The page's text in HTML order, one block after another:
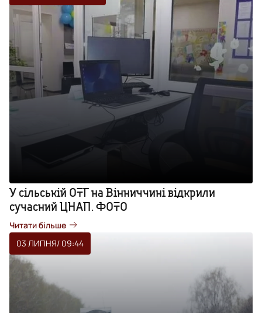
У сільській ОТГ на Вінниччині відкрили
сучасний ЦНАП. ФОТО
Читати більше
03 ЛИПНЯ/ 09:44